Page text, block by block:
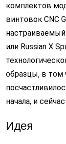
комплектов
винтовок CNC
или Russian X
образцы, в том
начала, и
Идея